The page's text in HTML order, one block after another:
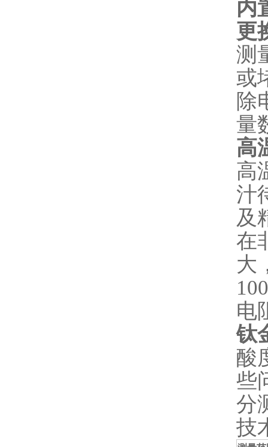
内
更
测
或
除
量
高
高
汁
及
在
大
电
钛
酸
些
分
技